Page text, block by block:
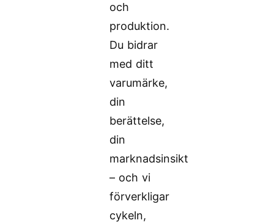
och
produktion.
Du bidrar
med ditt
varumärke,
din
berättelse,
din
marknadsinsikt
– och vi
förverkligar
cykeln,